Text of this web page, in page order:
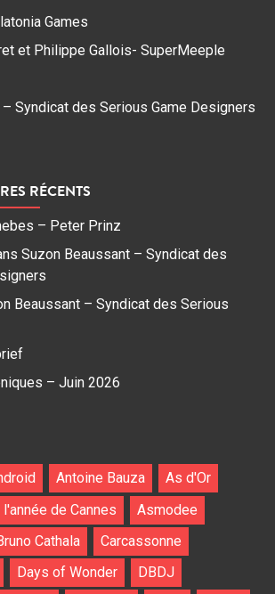
Games
et Philippe Gallois- SuperMeeple
Syndicat des Serious Game Designers
RÉCENTS
– Peter Prinz
Suzon Beaussant – Syndicat des
Beaussant – Syndicat des Serious
– Juin 2026
Antoine Bauza
As d'Or
de Cannes
Asmodee
Cathala
Carcassonne
Days of Wonder
DBDJ